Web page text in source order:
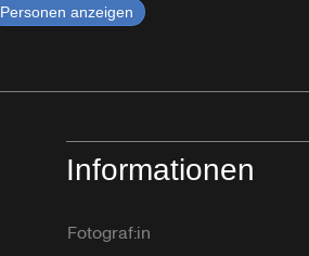
Personen anzeigen
Informationen
Fotograf:in